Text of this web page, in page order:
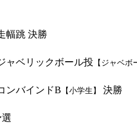
幅跳 決勝
ャベリックボール投 【ジャベボ
ンバインドB 【小学生】
決勝
選